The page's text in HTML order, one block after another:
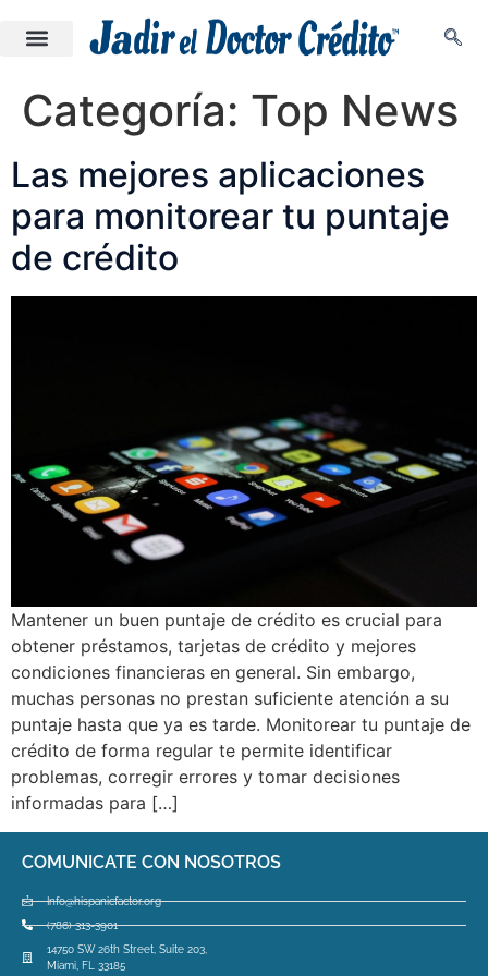
Categoría: Top News
Las mejores aplicaciones
para monitorear tu puntaje
de crédito
Mantener un buen puntaje de crédito es crucial para
obtener préstamos, tarjetas de crédito y mejores
condiciones financieras en general. Sin embargo,
muchas personas no prestan suficiente atención a su
puntaje hasta que ya es tarde. Monitorear tu puntaje de
crédito de forma regular te permite identificar
problemas, corregir errores y tomar decisiones
informadas para […]
COMUNICATE CON NOSOTROS
Info@hispanicfactor.org
(786) 313-3901
14750 SW 26th Street, Suite 203,
Miami, FL 33185